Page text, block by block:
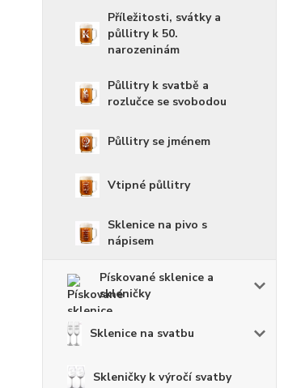
Příležitosti, svátky a
půllitry k 50.
narozeninám
Půllitry k svatbě a
rozlučce se svobodou
Půllitry se jménem
Vtipné půllitry
Sklenice na pivo s
nápisem
Pískované sklenice a
skleničky
Sklenice na svatbu
Skleničky k výročí svatby